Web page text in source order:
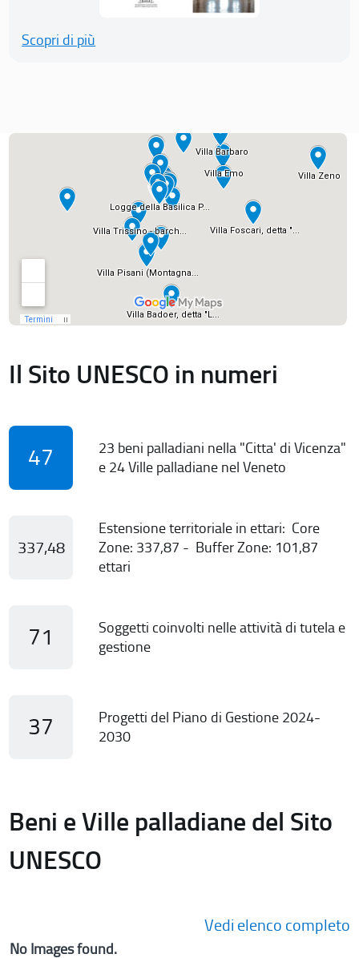
Scopri di più
Il Sito UNESCO in numeri
47
23 beni palladiani nella "Citta' di Vicenza"
e 24 Ville palladiane nel Veneto
337,48
Estensione territoriale in ettari: Core
Zone: 337,87 - Buffer Zone: 101,87
ettari
71
Soggetti coinvolti nelle attività di tutela e
gestione
37
Progetti del Piano di Gestione 2024-
2030
Beni e Ville palladiane del Sito
UNESCO
Vedi elenco completo
No Images found.